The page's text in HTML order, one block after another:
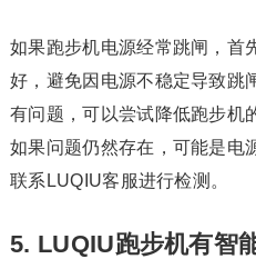
如果跑步机电源经常跳闸，首
好，避免因电源不稳定导致跳
有问题，可以尝试降低跑步机
如果问题仍然存在，可能是电
联系LUQIU客服进行检测。
5. LUQIU跑步机有智